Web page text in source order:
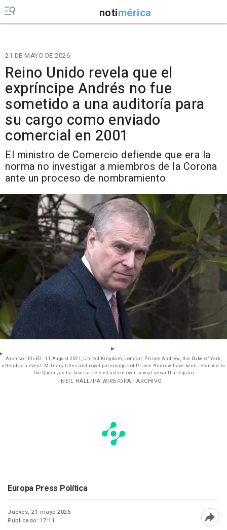
notimérica
21 DE MAYO DE 2026
Reino Unido revela que el
expríncipe Andrés no fue
sometido a una auditoría para
su cargo como enviado
comercial en 2001
El ministro de Comercio defiende que era la
norma no investigar a miembros de la Corona
ante un proceso de nombramiento
Archivo - FILED - 11 August 2021, United Kingdom, London: Prince Andrew, the Duke of York,
attends an event. Military titles and royal patronages of Prince Andrew have been returned to
the Queen, as he faces a US civil action over sexual assault allegatio
- NEIL HALL/PA WIRE/DPA - ARCHIVO
Europa Press Política
Jueves, 21 mayo 2026
Publicado: 17:11